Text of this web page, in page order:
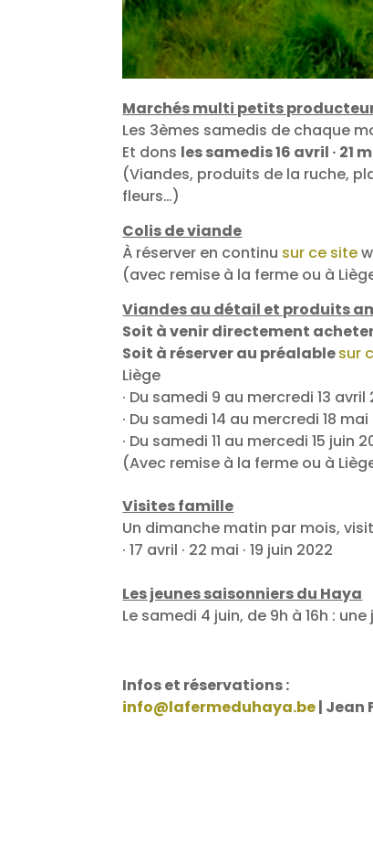
Marchés multi petits
Les 3èmes samedis de chaque
Et dons les samedis16 avril · 21
(Viandes, produits de la ruche,
fleurs…)
Colis de viande
À réserver en continu sur ce site
(avec remise à la ferme ou à
Viandes au détail et produits
Soit à venir directement
Soit à réserver au préalablesur
Liège
· Du samedi 9 au mercredi 13 avril
· Du samedi 14 au mercredi 18
· Du samedi 11 au mercedi 15 juin
(Avec remise à la ferme ou à
Visites famille
Un dimanche matin par mois,
· 17 avril · 22 mai · 19 juin 2022
Les jeunes saisonniers du Haya
Le samedi 4 juin, de 9h à 16h :
Infos et réservations :
info@lafermeduhaya.be| Jean